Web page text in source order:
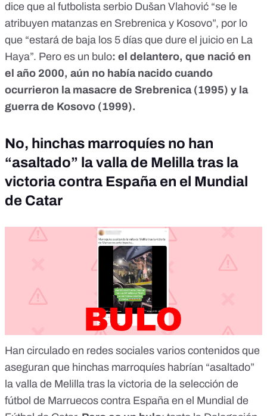
dice que al futbolista serbio Dušan Vlahović “se le
atribuyen matanzas en Srebrenica y Kosovo”, por lo
que “estará de baja los 5 días que dure el juicio en La
Haya”. Pero es un bulo: el delantero, que nació en
el año 2000, aún no había nacido cuando
ocurrieron la masacre de Srebrenica (1995) y la
guerra de Kosovo (1999).
No, hinchas marroquíes no han
“asaltado” la valla de Melilla tras la
victoria contra España en el Mundial
de Catar
Han circulado en redes sociales varios contenidos que
aseguran que hinchas marroquíes habrían “asaltado”
la valla de Melilla tras la victoria de la selección de
fútbol de Marruecos contra España en el Mundial de